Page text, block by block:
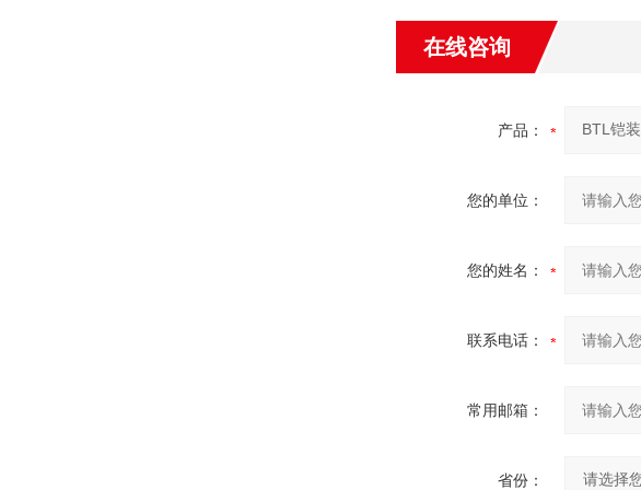
NPT 2"
EXd-NPT2-45g
EXd-NPT2-1/2-55
g
EXd-NPT3-79g
在线咨询
产品：
您的单位：
您的姓名：
联系电话：
常用邮箱：
省份：